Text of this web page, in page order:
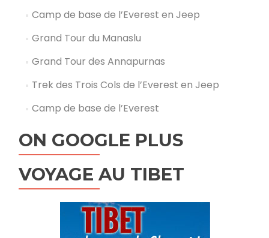
Camp de base de l’Everest en Jeep
Grand Tour du Manaslu
Grand Tour des Annapurnas
Trek des Trois Cols de l’Everest en Jeep
Camp de base de l’Everest
ON GOOGLE PLUS
VOYAGE AU TIBET